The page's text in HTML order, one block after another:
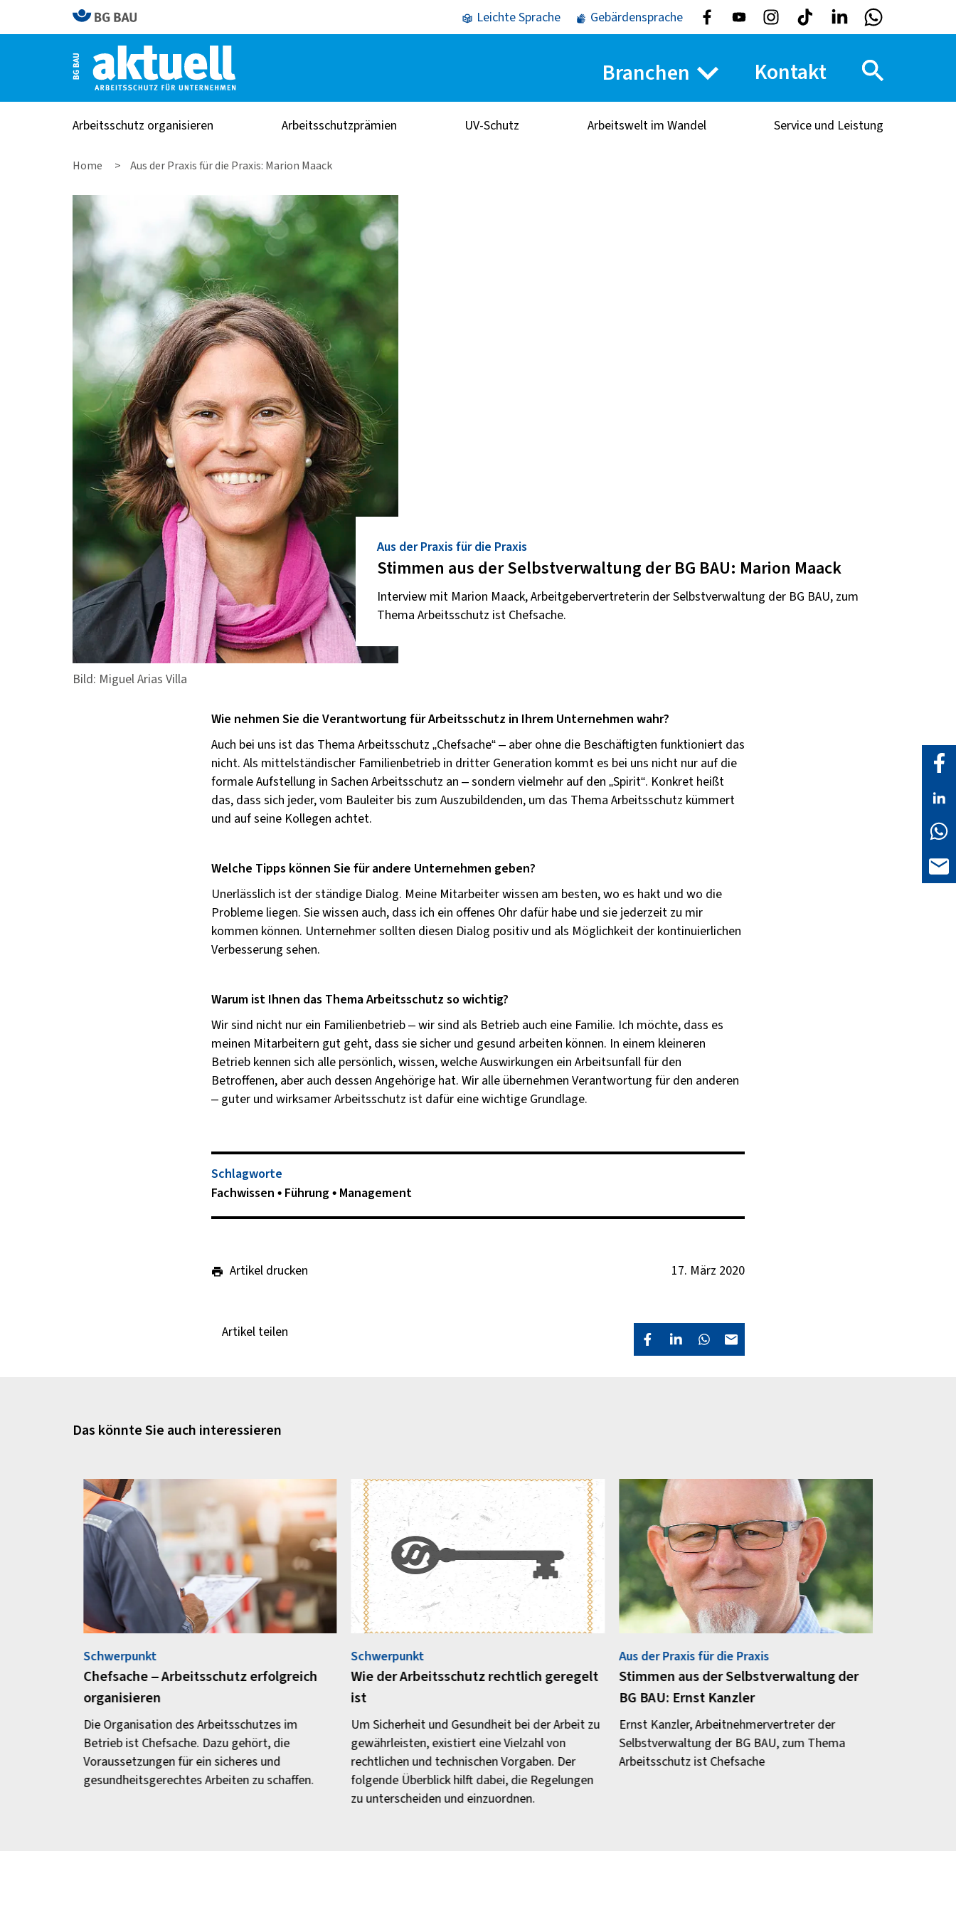
Leichte Sprache Gebärdensprache
Branchen Kontakt
Arbeitsschutz organisieren Arbeitsschutzprämien UV-Schutz Arbeitswelt im Wandel Service und Leistung
Home Aus der Praxis für die Praxis: Marion Maack
Bild: Miguel Arias Villa
Aus der Praxis für die Praxis
Stimmen aus der Selbstverwaltung der BG BAU: Marion Maack
Interview mit Marion Maack, Arbeitgebervertreterin der Selbstverwaltung der BG BAU, zum
Thema Arbeitsschutz ist Chefsache.
Wie nehmen Sie die Verantwortung für Arbeitsschutz in Ihrem Unternehmen wahr?
Auch bei uns ist das Thema Arbeitsschutz „Chefsache“ – aber ohne die Beschäftigten funktioniert das
nicht. Als mittelständischer Familienbetrieb in dritter Generation kommt es bei uns nicht nur auf die
formale Aufstellung in Sachen Arbeitsschutz an – sondern vielmehr auf den „Spirit“. Konkret heißt
das, dass sich jeder, vom Bauleiter bis zum Auszubildenden, um das Thema Arbeitsschutz kümmert
und auf seine Kollegen achtet.
Welche Tipps können Sie für andere Unternehmen geben?
Unerlässlich ist der ständige Dialog. Meine Mitarbeiter wissen am besten, wo es hakt und wo die
Probleme liegen. Sie wissen auch, dass ich ein offenes Ohr dafür habe und sie jederzeit zu mir
kommen können. Unternehmer sollten diesen Dialog positiv und als Möglichkeit der kontinuierlichen
Verbesserung sehen.
Warum ist Ihnen das Thema Arbeitsschutz so wichtig?
Wir sind nicht nur ein Familienbetrieb – wir sind als Betrieb auch eine Familie. Ich möchte, dass es
meinen Mitarbeitern gut geht, dass sie sicher und gesund arbeiten können. In einem kleineren
Betrieb kennen sich alle persönlich, wissen, welche Auswirkungen ein Arbeitsunfall für den
Betroffenen, aber auch dessen Angehörige hat. Wir alle übernehmen Verantwortung für den anderen
– guter und wirksamer Arbeitsschutz ist dafür eine wichtige Grundlage.
Schlagworte
Fachwissen
Führung Management
Artikel drucken 17. März 2020
Artikel teilen
Das könnte Sie auch interessieren
Schwerpunkt
Chefsache – Arbeitsschutz erfolgreich
organisieren
Die Organisation des Arbeitsschutzes im
Betrieb ist Chefsache. Dazu gehört, die
Voraussetzungen für ein sicheres und
gesundheitsgerechtes Arbeiten zu schaffen.
Schwerpunkt
Wie der Arbeitsschutz rechtlich geregelt
ist
Um Sicherheit und Gesundheit bei der Arbeit zu
gewährleisten, existiert eine Vielzahl von
rechtlichen und technischen Vorgaben. Der
folgende Überblick hilft dabei, die Regelungen
zu unterscheiden und einzuordnen.
Aus der Praxis für die Praxis
Stimmen aus der Selbstverwaltung der
BG BAU: Ernst Kanzler
Ernst Kanzler, Arbeitnehmervertreter der
Selbstverwaltung der BG BAU, zum Thema
Arbeitsschutz ist Chefsache